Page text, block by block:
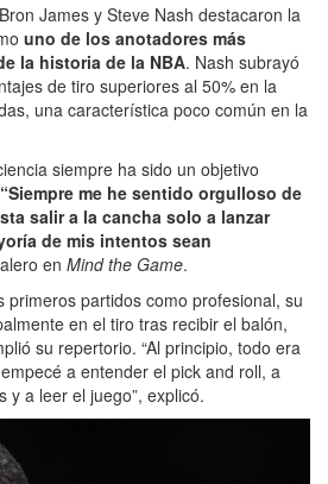
James y Steve Nash destacaron la
uno de los anotadores más
la historia de la NBA. Nash subrayó
de tiro superiores al 50% en la
una característica poco común en la
siempre ha sido un objetivo
“Siempre me he sentido orgulloso de
salir a la cancha solo a lanzar
de mis intentos sean
en Mind the Game.
primeros partidos como profesional, su
en el tiro tras recibir el balón,
su repertorio. “Al principio, todo era
a entender el pick and roll, a
y a leer el juego”, explicó.